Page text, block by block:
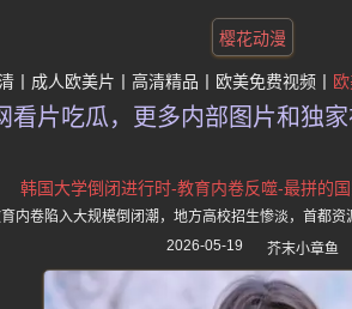
樱花动漫
成人欧美片 高清精品 欧美免费视频
看片吃瓜，更多内部图片和独
韩国大学倒闭进行时-教育内卷反噬-最拼的
内卷陷入大规模倒闭潮，地方高校招生惨淡，首都资
2026-05-19
芥末小章鱼